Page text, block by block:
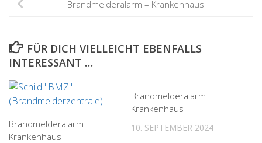
Brandmelderalarm – Krankenhaus
FÜR DICH VIELLEICHT EBENFALLS
INTERESSANT …
Brandmelderalarm –
Krankenhaus
Brandmelderalarm –
Krankenhaus
10. SEPTEMBER 2024